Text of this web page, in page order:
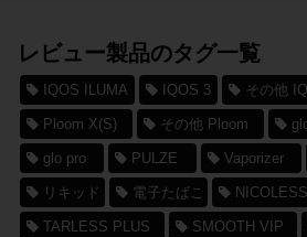
レビュー製品のタグ一覧
IQOS ILUMA IQOS 3 その他
Ploom X(S) その他 Ploom
glo pro PULZE Vaporizer
リキッド 電子たばこ NICOLESS
TARLESS PLUS SMOOTH VIP